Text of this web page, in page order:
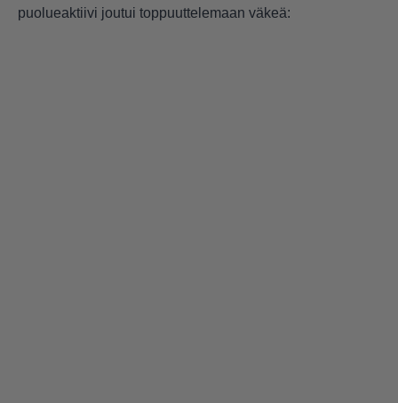
puolueaktiivi joutui toppuuttelemaan väkeä: